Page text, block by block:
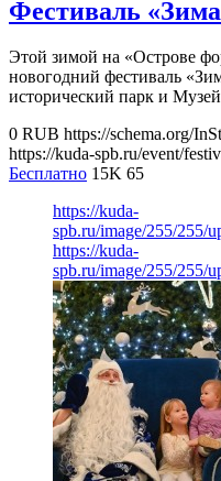
Фестиваль
Этой зимой на «Острове
новогодний фестиваль
исторический парк и
0 RUB https://schema.org/
https://kuda-spb.ru/event/
Бесплатно 15K 65
https://kuda-
spb.ru/image/255/255/
https://kuda-
spb.ru/image/255/255/